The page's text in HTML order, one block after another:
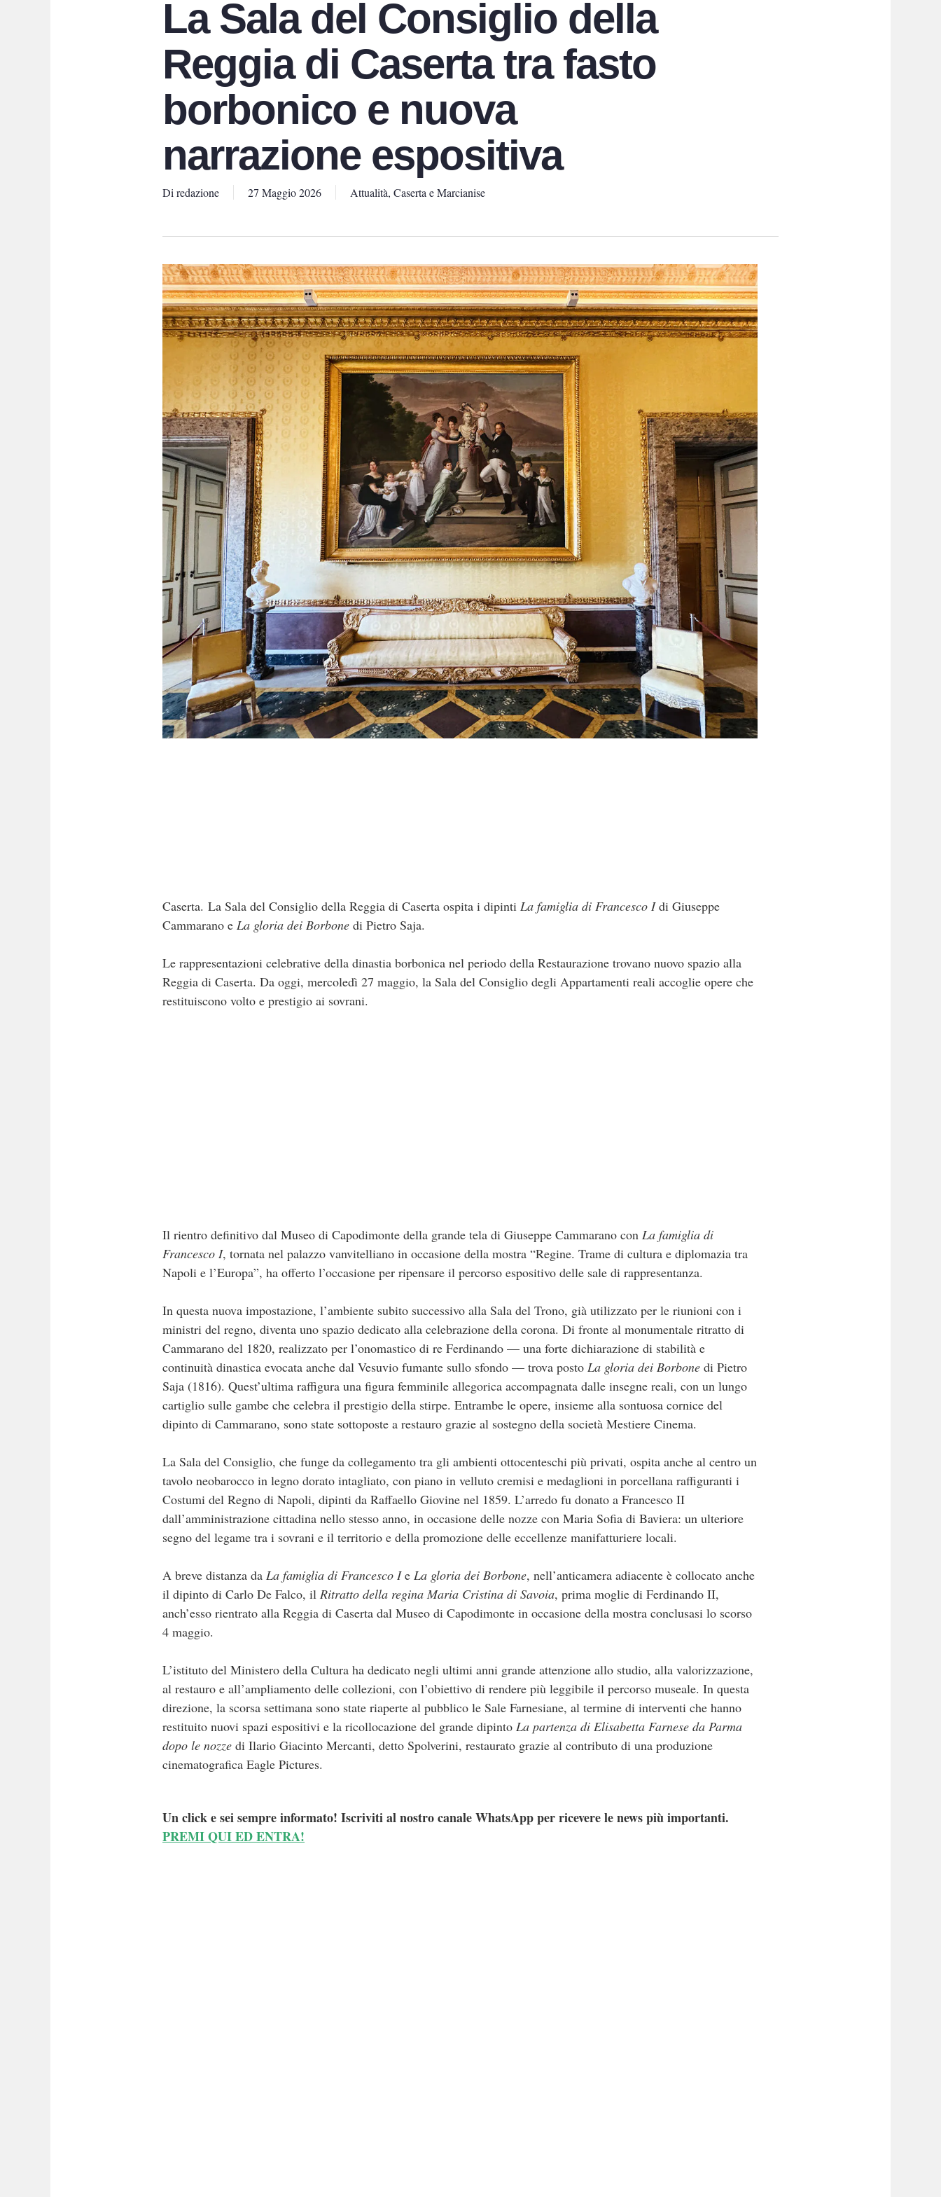
La Sala del Consiglio della
Reggia di Caserta tra fasto
borbonico e nuova
narrazione espositiva
Di redazione 27 Maggio 2026 Attualità, Caserta e Marcianise
Caserta. La Sala del Consiglio della Reggia di Caserta ospita i dipinti La famiglia di Francesco Idi Giuseppe
Cammarano e La gloria dei Borbone di Pietro Saja.
Le rappresentazioni celebrative della dinastia borbonica nel periodo della Restaurazione trovano nuovo spazio alla
Reggia di Caserta. Da oggi, mercoledì 27 maggio, la Sala del Consiglio degli Appartamenti reali accoglie opere che
restituiscono volto e prestigio ai sovrani.
Il rientro definitivo dal Museo di Capodimonte della grande tela di Giuseppe Cammarano con La famiglia di
Francesco I, tornata nel palazzo vanvitelliano in occasione della mostra “Regine. Trame di cultura e diplomazia tra
Napoli e l’Europa”, ha offerto l’occasione per ripensare il percorso espositivo delle sale di rappresentanza.
In questa nuova impostazione, l’ambiente subito successivo alla Sala del Trono, già utilizzato per le riunioni con i
ministri del regno, diventa uno spazio dedicato alla celebrazione della corona. Di fronte al monumentale ritratto di
Cammarano del 1820, realizzato per l’onomastico di re Ferdinando — una forte dichiarazione di stabilità e
continuità dinastica evocata anche dal Vesuvio fumante sullo sfondo — trova posto La gloria dei Borbone di Pietro
Saja (1816). Quest’ultima raffigura una figura femminile allegorica accompagnata dalle insegne reali, con un lungo
cartiglio sulle gambe che celebra il prestigio della stirpe. Entrambe le opere, insieme alla sontuosa cornice del
dipinto di Cammarano, sono state sottoposte a restauro grazie al sostegno della società Mestiere Cinema.
La Sala del Consiglio, che funge da collegamento tra gli ambienti ottocenteschi più privati, ospita anche al centro un
tavolo neobarocco in legno dorato intagliato, con piano in velluto cremisi e medaglioni in porcellana raffiguranti i
Costumi del Regno di Napoli, dipinti da Raffaello Giovine nel 1859. L’arredo fu donato a Francesco II
dall’amministrazione cittadina nello stesso anno, in occasione delle nozze con Maria Sofia di Baviera: un ulteriore
segno del legame tra i sovrani e il territorio e della promozione delle eccellenze manifatturiere locali.
A breve distanza da La famiglia di Francesco Ie La gloria dei Borbone, nell’anticamera adiacente è collocato anche
il dipinto di Carlo De Falco, il Ritratto della regina Maria Cristina di Savoia, prima moglie di Ferdinando II,
anch’esso rientrato alla Reggia di Caserta dal Museo di Capodimonte in occasione della mostra conclusasi lo scorso
4 maggio.
L’istituto del Ministero della Cultura ha dedicato negli ultimi anni grande attenzione allo studio, alla valorizzazione,
al restauro e all’ampliamento delle collezioni, con l’obiettivo di rendere più leggibile il percorso museale. In questa
direzione, la scorsa settimana sono state riaperte al pubblico le Sale Farnesiane, al termine di interventi che hanno
restituito nuovi spazi espositivi e la ricollocazione del grande dipinto La partenza di Elisabetta Farnese da Parma
dopo le nozze di Ilario Giacinto Mercanti, detto Spolverini, restaurato grazie al contributo di una produzione
cinematografica Eagle Pictures.
Un click e sei sempre informato! Iscriviti al nostro canale WhatsApp per ricevere le news più importanti.
PREMI QUI ED ENTRA!